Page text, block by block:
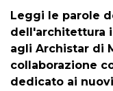
Leggi le parole
dell'architettura
agli Archistar di
collaborazione
dedicato ai